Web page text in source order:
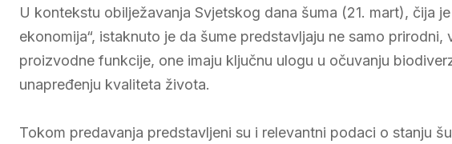
U kontekstu obilježavanja Svjetskog dana šuma (21. mart), čija
ekonomija“, istaknuto je da šume predstavljaju ne samo
proizvodne funkcije, one imaju ključnu ulogu u očuvanju
unapređenju kvaliteta života.
Tokom predavanja predstavljeni su i relevantni podaci o stanju